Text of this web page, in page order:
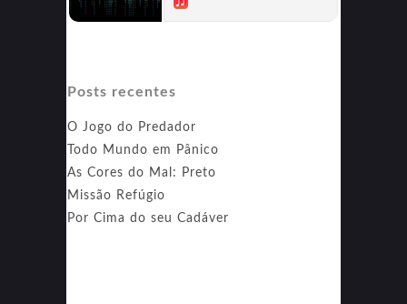
Posts recentes
O Jogo do Predador
Todo Mundo em Pânico
As Cores do Mal: Preto
Missão Refúgio
Por Cima do seu Cadáver